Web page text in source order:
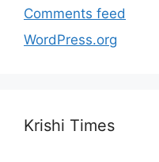
Comments feed
WordPress.org
Krishi Times